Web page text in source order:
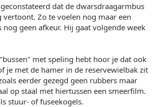
dat de dwarsdraagarmbus
vertoont. Zo te voelen nog maar een
geen afkeur. Hij gaat volgende week
met speling hebt hoor je dat ook
je met de hamer in de reservewielbak zit
eerder gezegd geen rubbers maar
op staal met hiertussen een smeerfilm.
stuur- of fuseekogels.